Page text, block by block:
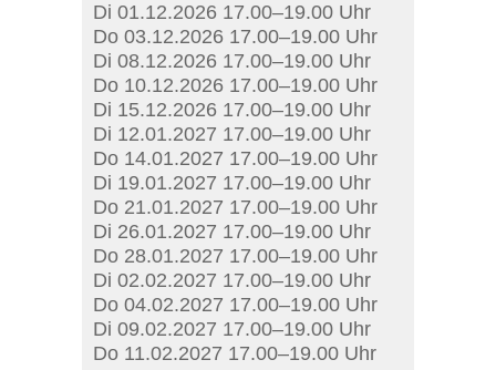
Di 01.12.2026 17.00–19.00 Uhr
Do 03.12.2026 17.00–19.00 Uhr
Di 08.12.2026 17.00–19.00 Uhr
Do 10.12.2026 17.00–19.00 Uhr
Di 15.12.2026 17.00–19.00 Uhr
Di 12.01.2027 17.00–19.00 Uhr
Do 14.01.2027 17.00–19.00 Uhr
Di 19.01.2027 17.00–19.00 Uhr
Do 21.01.2027 17.00–19.00 Uhr
Di 26.01.2027 17.00–19.00 Uhr
Do 28.01.2027 17.00–19.00 Uhr
Di 02.02.2027 17.00–19.00 Uhr
Do 04.02.2027 17.00–19.00 Uhr
Di 09.02.2027 17.00–19.00 Uhr
Do 11.02.2027 17.00–19.00 Uhr